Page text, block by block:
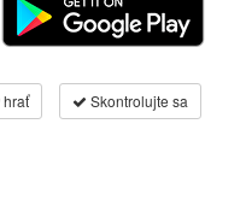
hrať Skontrolujte sa